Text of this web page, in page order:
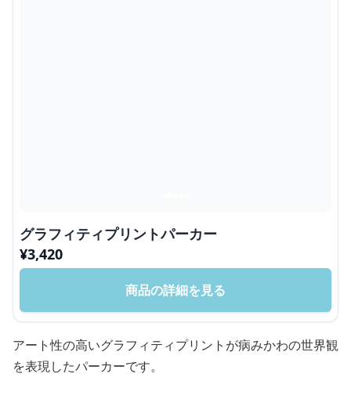
グラフィティプリントパーカー
¥3,420
商品の詳細を見る
アート性の高いグラフィティプリントが病みかわの世界観
を表現したパーカーです。